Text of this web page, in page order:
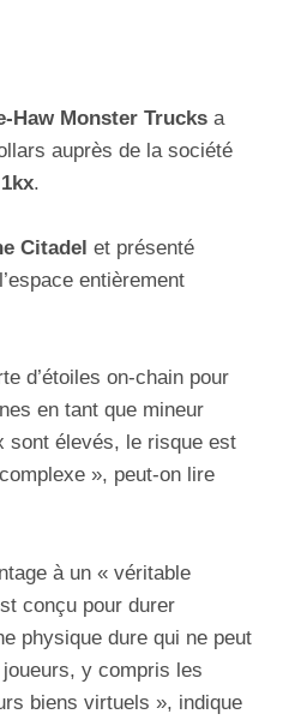
Haw Monster Trucks a
auprès de la société
1kx.
Citadel et présenté
entièrement
d’étoiles on-chain pour
en tant que mineur
sont élevés, le risque est
», peut-on lire
à un « véritable
conçu pour durer
physique dure qui ne peut
y compris les
biens virtuels », indique